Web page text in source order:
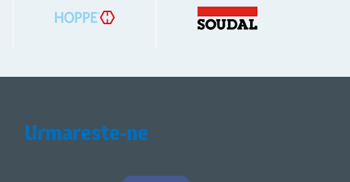
Urmareste-ne